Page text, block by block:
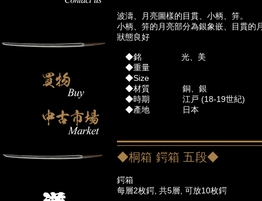
波濤、月亮圖樣的目貫、小柄、笄。
小柄、笄的月亮部分為銀象嵌、目貫的
狀態良好
◆銘 光、美
◆重量
◆Size
◆材質 銅、銀
◆時期 江戸 (18-19世紀)
◆產地 日本
◆桐箱 鍔箱 五段◆
鍔箱
每層2枚鍔, 共5層, 可放10枚鍔